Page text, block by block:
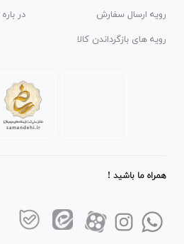
رویه ارسال سفارش
رویه های بازگرداندن کالا
در
همراه ما باشید !